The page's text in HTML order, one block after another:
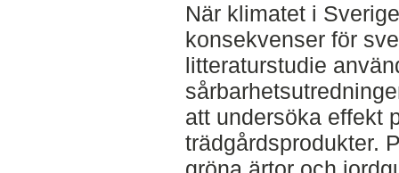
När klimatet i
konsekvenser för
litteraturstudie
att undersöka effekt
trädgårdsprodukter.